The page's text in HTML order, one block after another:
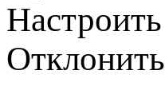
Настроить
Отклонить